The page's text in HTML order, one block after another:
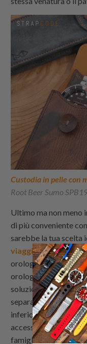
Custodia in pelle con
Root Beer Sumo
Ultimo ma non meno
di più conveniente
sarebbe la tua scelta
viaggio in pelle con
orologi in piedi, una
orologi, cinturini e
soluzione portatile
separate con zip
inferiore. Queste
accessori da viaggio
famiglie e amici. La